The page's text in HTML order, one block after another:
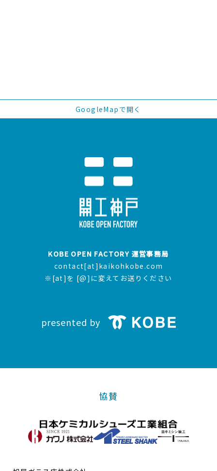
GoogleMapで開く
KOBE OPEN FACTORY 運営事務局
contact[at]kaikohkobe.com
※[at]を [@]に変えてお送りください
presented by
協賛